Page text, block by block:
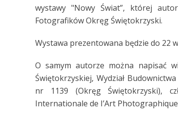
wystawy "Nowy Świat”, której
Fotografików Okręg Świętokrzyski.
Wystawa prezentowana będzie do 22
O samym autorze można napisać
Świętokrzyskiej, Wydział
nr 1139 (Okręg Świętokrzyski),
Internationale de I’Art